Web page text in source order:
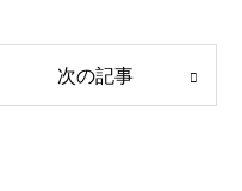
次の記事